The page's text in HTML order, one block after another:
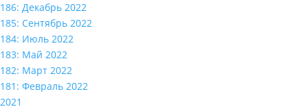
186: Декабрь 2022
185: Сентябрь 2022
184: Июль 2022
183: Май 2022
182: Март 2022
181: Февраль 2022
2021